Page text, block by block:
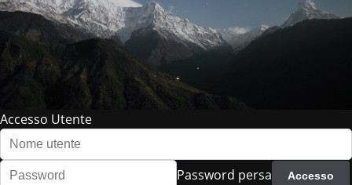
Accesso Utente
Password persa